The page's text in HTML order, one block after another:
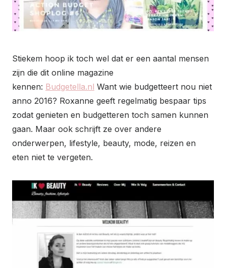
Stiekem hoop ik toch wel dat er een aantal mensen
zijn die dit online magazine
kennen: Budgetella.nl Want wie budgetteert nou niet
anno 2016? Roxanne geeft regelmatig bespaar tips
zodat genieten en budgetteren toch samen kunnen
gaan. Maar ook schrijft ze over andere
onderwerpen, lifestyle, beauty, mode, reizen en
eten niet te vergeten.